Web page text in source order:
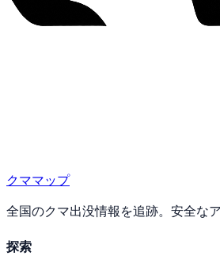
クママップ
全国のクマ出没情報を追跡。安全なア
探索